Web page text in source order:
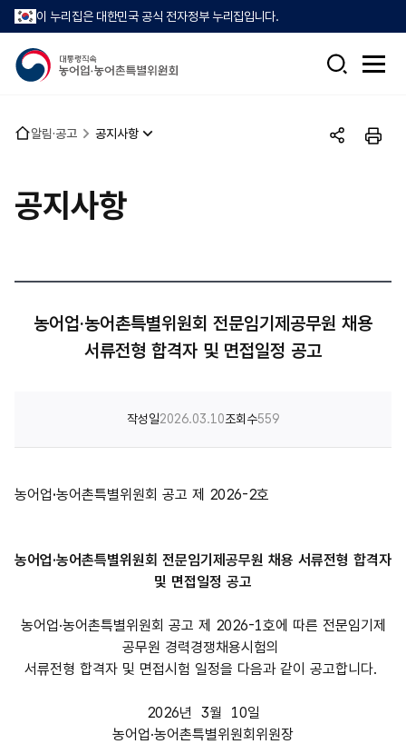
이 누리집은 대한민국 공식 전자정부 누리집입니다.
검
전
뉴
열
홈 알림·공고 공지사항
공
인
공지사항
농어업·농어촌특별위원회 전문임기제공무원 채용
서류전형 합격자 및 면접일정 공고
작성일2026.03.10조회수559
농어업·농어촌특별위원회 공고 제 2026-2호
농어업·농어촌특별위원회 전문임기제공무원 채용 서류전형 합격자
및 면접일정 공고
농어업·농어촌특별위원회 공고 제 2026-1호에 따른 전문임기제
공무원 경력경쟁채용시험의
서류전형 합격자 및 면접시험 일정을 다음과 같이 공고합니다.
2026년 3월 10일
농어업·농어촌특별위원회위원장